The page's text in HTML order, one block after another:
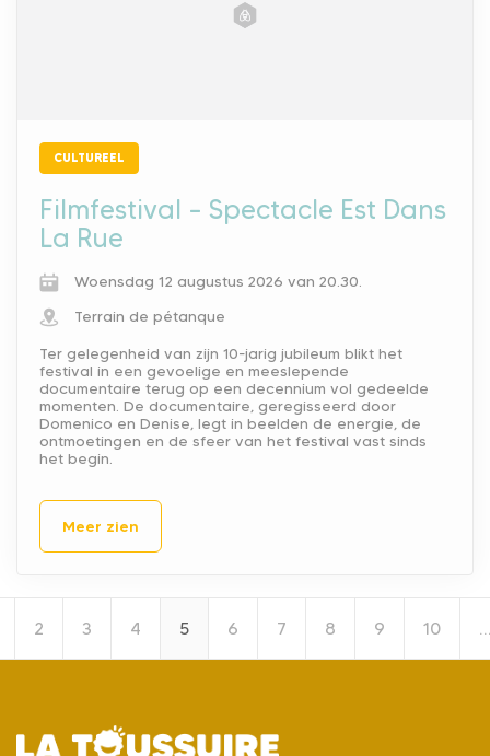
CULTUREEL
Filmfestival – Spectacle Est Dans
La Rue
Woensdag 12 augustus 2026 van 20.30.
Terrain de pétanque
Ter gelegenheid van zijn 10-jarig jubileum blikt het
festival in een gevoelige en meeslepende
documentaire terug op een decennium vol gedeelde
momenten. De documentaire, geregisseerd door
Domenico en Denise, legt in beelden de energie, de
ontmoetingen en de sfeer van het festival vast sinds
het begin.
Meer zien
2 3 4 5 6 7 8 9 10 …